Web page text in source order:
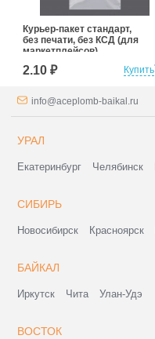
Купить
Курьер-пакет стандарт,
без печати, без КСД (для
маркетплейсов)
110x210+50к/5
2.10 ₽
info@aceplomb-baikal.ru
УРАЛ
Екатеринбург Челябинск
СИБИРЬ
Новосибирск Красноярск
БАЙКАЛ
Иркутск Чита Улан-Удэ
ВОСТОК